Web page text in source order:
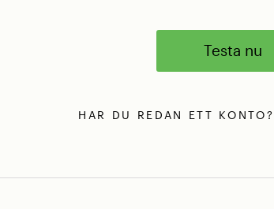
Testa nu
HAR DU REDAN ETT KONTO?